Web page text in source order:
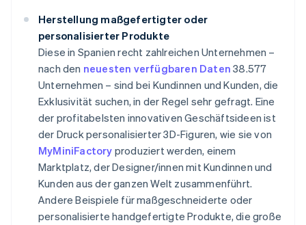
Herstellung maßgefertigter oder
personalisierter Produkte
Diese in Spanien recht zahlreichen Unternehmen –
nach den neuesten verfügbaren Daten 38.577
Unternehmen – sind bei Kundinnen und Kunden, die
Exklusivität suchen, in der Regel sehr gefragt. Eine
der profitabelsten innovativen Geschäftsideen ist
der Druck personalisierter 3D-Figuren, wie sie von
MyMiniFactory produziert werden, einem
Marktplatz, der Designer/innen mit Kundinnen und
Kunden aus der ganzen Welt zusammenführt.
Andere Beispiele für maßgeschneiderte oder
personalisierte handgefertigte Produkte, die große